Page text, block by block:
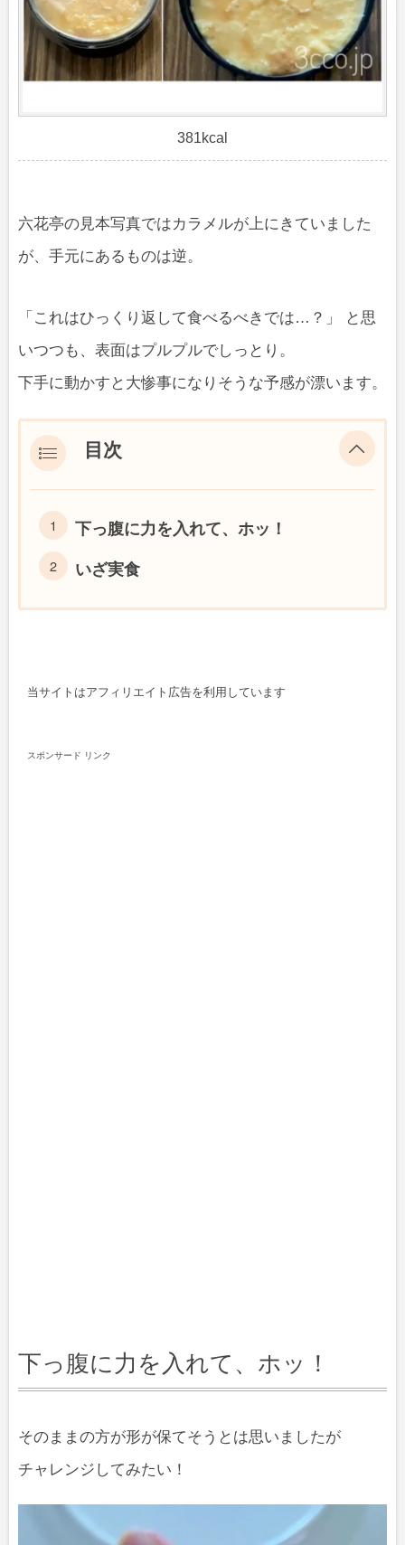
381kcal
六花亭の見本写真ではカラメルが上にきていました
が、手元にあるものは逆。
「これはひっくり返して食べるべきでは…？」 と思
いつつも、表面はプルプルでしっとり。
下手に動かすと大惨事になりそうな予感が漂います。
目次
下っ腹に力を入れて、ホッ！
いざ実食
当サイトはアフィリエイト広告を利用しています
スポンサード リンク
下っ腹に力を入れて、ホッ！
そのままの方が形が保てそうとは思いましたが
チャレンジしてみたい！